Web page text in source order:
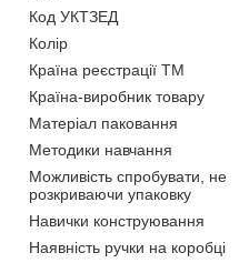
Код УКТЗЕД
Колір
Країна реєстрації ТМ
Країна-виробник товару
Матеріал паковання
Методики навчання
Можливість спробувати, не
розкриваючи упаковку
Навички конструювання
Наявність ручки на коробці